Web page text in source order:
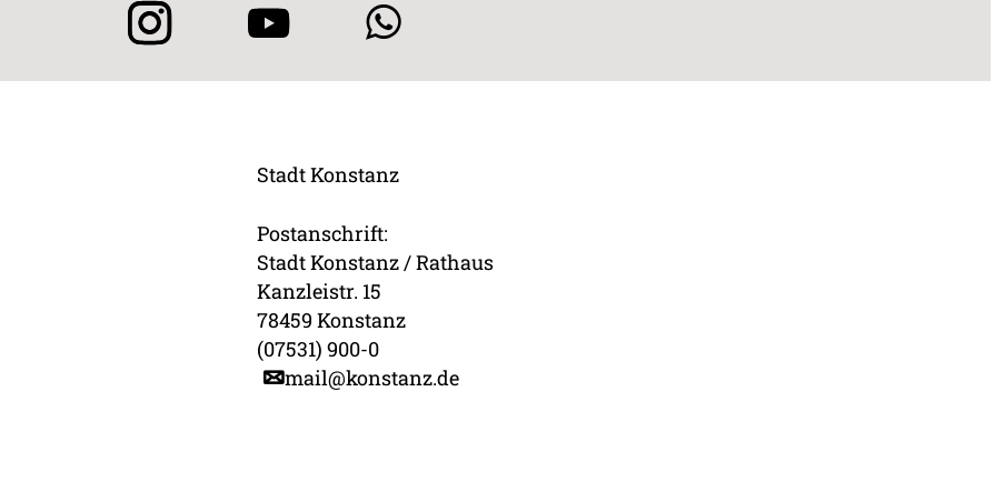
Stadt Konstanz
Postanschrift:
Stadt Konstanz / Rathaus
Kanzleistr. 15
78459 Konstanz
(07531) 900-0
mail@konstanz.de